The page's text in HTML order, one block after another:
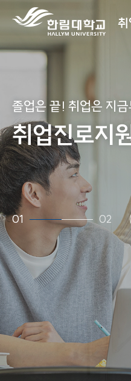
졸업은 끝! 취업은 지
취업진로지
졸업은 끝! 취업은 지
취업진로지
졸업은 끝! 취업은 지
취업진로지
졸업은 끝! 취업은 지
취업진로지
졸업은 끝! 취업은 지
취업진로지
졸업은 끝! 취업은 지
취업진로지
01 02